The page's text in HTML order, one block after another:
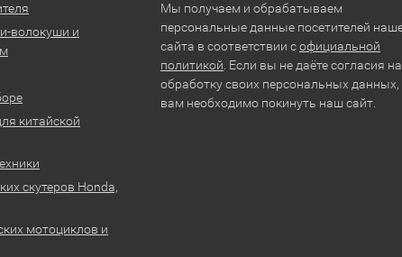
волокуши и
китайской
скутеров Honda,
мотоциклов и
Мы получаем и обрабатываем
персональные данные посетителей
сайта в соответствии софициальной
политикой . Если вы не даёте согласия на
обработку своих персональных данных,
вам необходимо покинуть наш сайт.